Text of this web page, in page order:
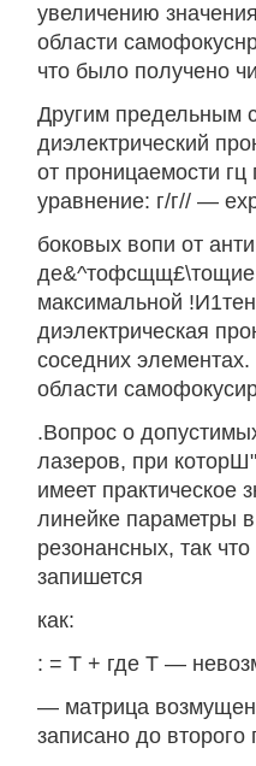
увеличению
области
что было получено
Другим предельным
диэлектрический
от проницаемости гц
уравнение: г/г// —
боковых вопи от
де&^тофсщщ£\тощие
максимальной
диэлектрическая
соседних
области
.Вопрос о
лазеров, при
имеет практическое
линейке параметры
резонансных, так
запишется
как:
: = Т + где Т —
— матрица
записано до